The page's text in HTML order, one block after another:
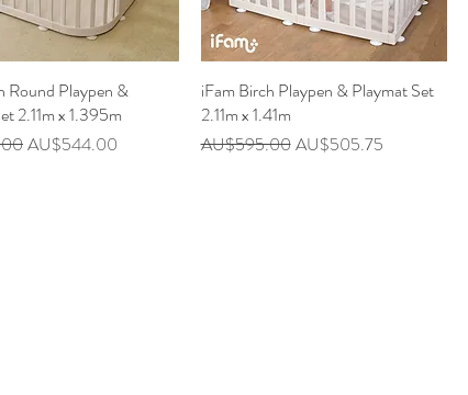
快速瀏覽
Round Playpen &
2.11m x 1.395m
促銷價格
AU$544.00
快速瀏覽
iFam Birch Playpen & Playmat Set
2.11m x 1.41m
一般價格
AU$595.00促銷價格
AU$505.75